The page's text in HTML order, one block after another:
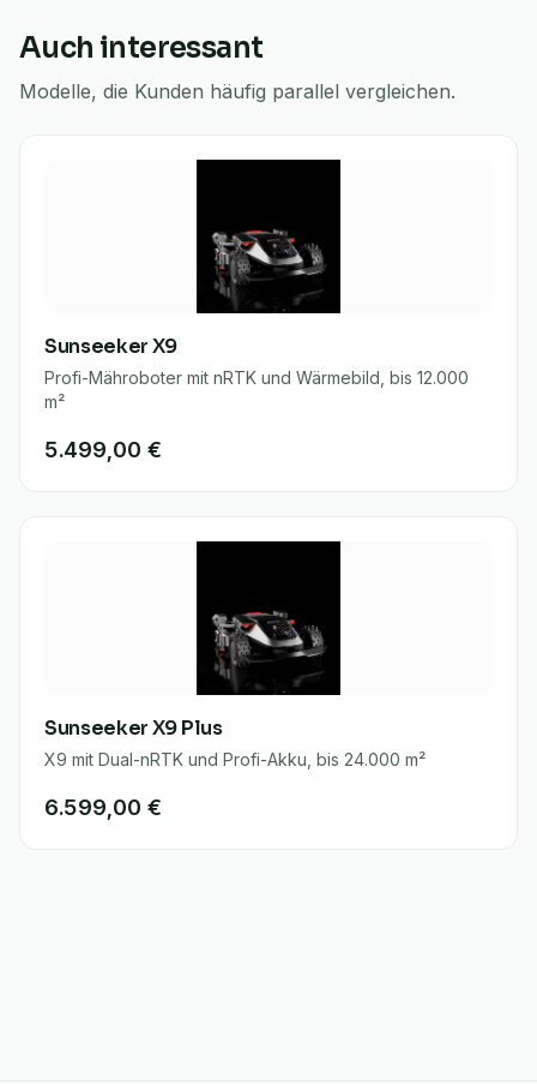
Auch interessant
Modelle, die Kunden häufig parallel vergleichen.
Sunseeker X9
Profi-Mähroboter mit nRTK und Wärmebild, bis 12.000
m²
5.499,00 €
Sunseeker X9 Plus
X9 mit Dual-nRTK und Profi-Akku, bis 24.000 m²
6.599,00 €